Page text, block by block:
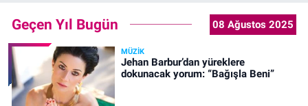
Geçen Yıl Bugün 08 Ağustos 2025
MÜZIK
Jehan Barbur’dan yüreklere
dokunacak yorum: “Bağışla Beni”